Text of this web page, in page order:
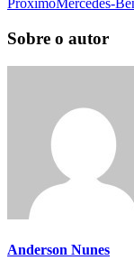
PróximoMercedes-
Sobre o autor
Anderson Nunes